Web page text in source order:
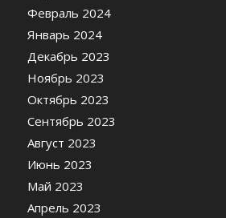
Февраль 2024
Январь 2024
Декабрь 2023
Ноябрь 2023
Октябрь 2023
Сентябрь 2023
Август 2023
Июнь 2023
Май 2023
Апрель 2023